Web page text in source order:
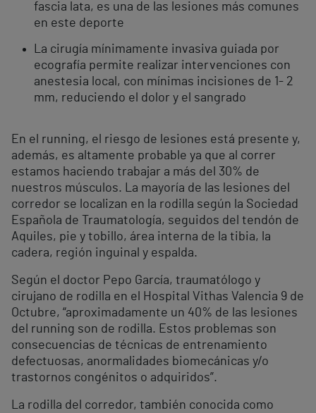
fascia lata, es una de las lesiones más comunes
en este deporte
La cirugía mínimamente invasiva guiada por
ecografía permite realizar intervenciones con
anestesia local, con mínimas incisiones de 1- 2
mm, reduciendo el dolor y el sangrado
En el running, el riesgo de lesiones está presente y,
además, es altamente probable ya que al correr
estamos haciendo trabajar a más del 30% de
nuestros músculos. La mayoría de las lesiones del
corredor se localizan en la rodilla según la Sociedad
Española de Traumatología, seguidos del tendón de
Aquiles, pie y tobillo, área interna de la tibia, la
cadera, región inguinal y espalda.
Según el doctor Pepo García, traumatólogo y
cirujano de rodilla en el Hospital Vithas Valencia 9 de
Octubre, “aproximadamente un 40% de las lesiones
del running son de rodilla. Estos problemas son
consecuencias de técnicas de entrenamiento
defectuosas, anormalidades biomecánicas y/o
trastornos congénitos o adquiridos”.
La rodilla del corredor, también conocida como